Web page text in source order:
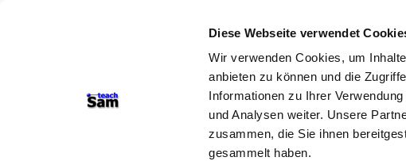
Diese Webseite verwendet
Wir verwenden Cookies, um
anbieten zu können und die
Informationen zu Ihrer
und Analysen weiter. Unsere
zusammen, die Sie ihnen
gesammelt haben.